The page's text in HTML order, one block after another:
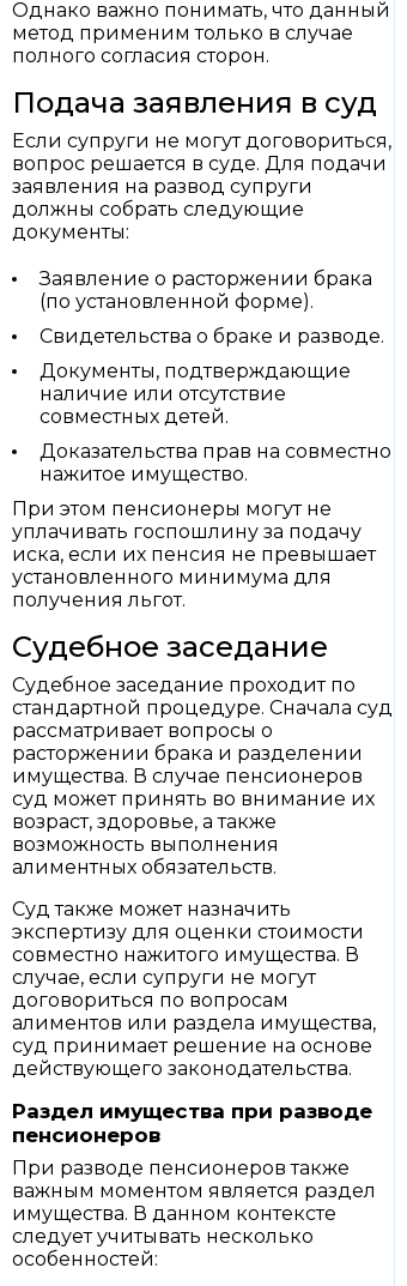
Однако важно понимать, что данный
метод применим только в случае
полного согласия сторон.
Подача заявления в суд
Если супруги не могут договориться,
вопрос решается в суде. Для подачи
заявления на развод супруги
должны собрать следующие
документы:
Заявление о расторжении брака
(по установленной форме).
Свидетельства о браке и разводе.
Документы, подтверждающие
наличие или отсутствие
совместных детей.
Доказательства прав на совместно
нажитое имущество.
При этом пенсионеры могут не
уплачивать госпошлину за подачу
иска, если их пенсия не превышает
установленного минимума для
получения льгот.
Судебное заседание
Судебное заседание проходит по
стандартной процедуре. Сначала суд
рассматривает вопросы о
расторжении брака и разделении
имущества. В случае пенсионеров
суд может принять во внимание их
возраст, здоровье, а также
возможность выполнения
алиментных обязательств.
Суд также может назначить
экспертизу для оценки стоимости
совместно нажитого имущества. В
случае, если супруги не могут
договориться по вопросам
алиментов или раздела имущества,
суд принимает решение на основе
действующего законодательства.
Раздел имущества при разводе
пенсионеров
При разводе пенсионеров также
важным моментом является раздел
имущества. В данном контексте
следует учитывать несколько
особенностей: